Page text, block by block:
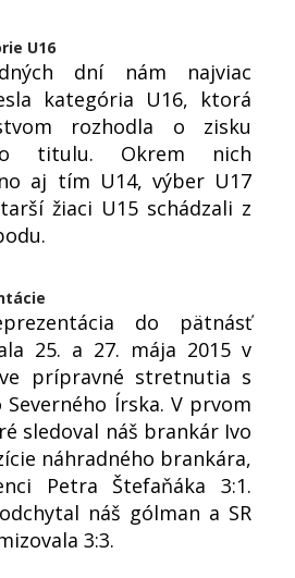
U16
dní nám najviac
kategória U16, ktorá
rozhodla o zisku
titulu. Okrem nich
aj tím U14, výber U17
žiaci U15 schádzali z
do pätnásť
25. a 27. mája 2015 v
prípravné stretnutia s
Írska. V prvom
sledoval náš brankár Ivo
náhradného brankára,
Petra Štefaňáka 3:1.
náš gólman a SR
3:3.